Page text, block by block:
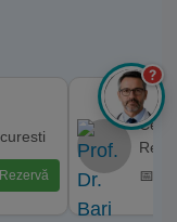
Rezervă
📅
?